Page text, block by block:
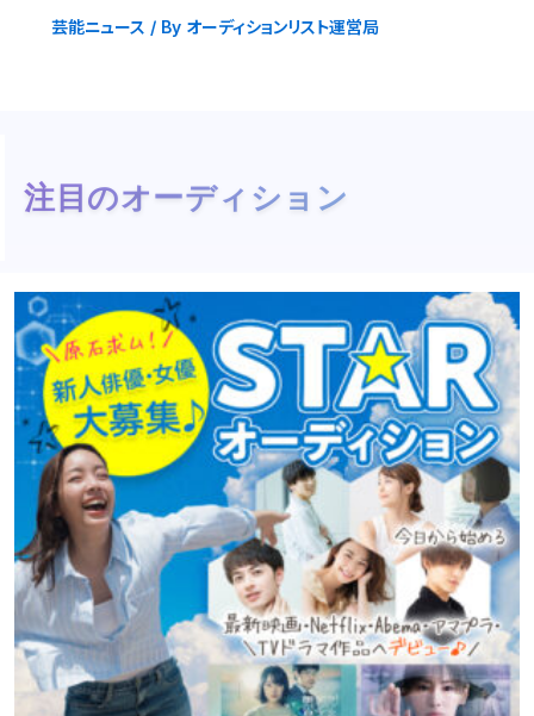
芸能ニュース / By オーディションリスト運営局
注目のオーディション